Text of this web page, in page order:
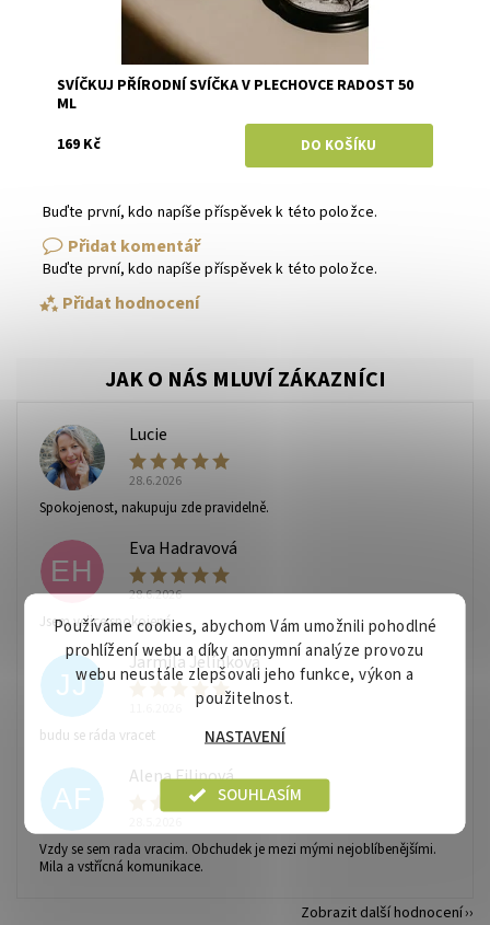
SVÍČKUJ PŘÍRODNÍ SVÍČKA V PLECHOVCE RADOST 50
ML
169 Kč
Buďte první, kdo napíše příspěvek k této položce.
Přidat komentář
Buďte první, kdo napíše příspěvek k této položce.
Přidat hodnocení
ochrany osobních údajů.
L
Lucie
28.6.2026
Spokojenost, nakupuju zde pravidelně.
EH
Eva Hadravová
28.6.2026
Jsem velice spokojená
JJ
Jarmila Jelínková
budu se ráda vracet
AF
Alena Filipová
Vzdy se sem rada vracim. Obchudek je mezi mými nejoblíbenějšími.
Mila a vstřícná komunikace.
Zobrazit další hodnocení
Používáme cookies, abychom Vám umožnili pohodlné
prohlížení webu a díky anonymní analýze provozu
webu neustále zlepšovali jeho funkce, výkon a
použitelnost.
NASTAVENÍ
SOUHLASÍM